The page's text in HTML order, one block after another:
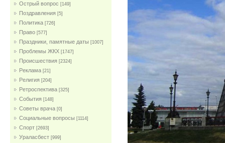
Острый вопрос [149]
Поздравления [5]
Политика [726]
Право [577]
Праздники, памятные даты [1007]
Проблемы ЖКХ [1747]
Проиcшествия [2324]
Реклама [21]
Религия [204]
Ретроспектива [325]
События [148]
Советы врача [0]
Социальные вопросы [1114]
Спорт [2693]
Ураласбест [999]